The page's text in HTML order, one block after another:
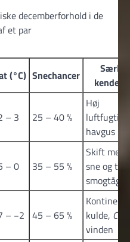
decemberforhold i de
et par
(°C) Snechancer
– 3 25 – 40 %
Høj
havgus
– 0 35 – 55 %
Skift
sne og tø,
smogtåge
– −2 45 – 65 %
kulde,
vinden